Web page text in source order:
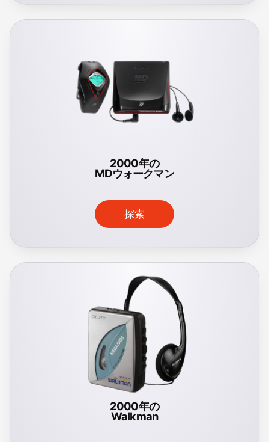
2000年の
MDウォークマン
探索
2000年の
Walkman